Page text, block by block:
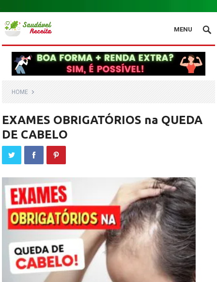
.
MENU
HOME
EXAMES OBRIGATÓRIOS na QUEDA
DE CABELO